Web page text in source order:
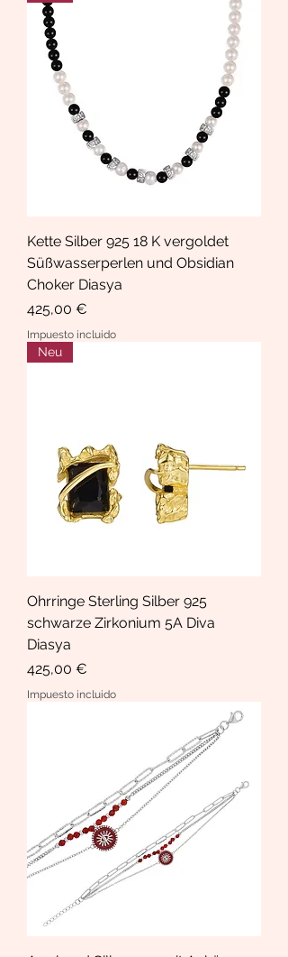
Kette Silber 925 18 K vergoldet
Süßwasserperlen und Obsidian
Choker Diasya
Precio
425,00 €
Impuesto incluido
Neu
Ohrringe Sterling Silber 925
schwarze Zirkonium 5A Diva
Diasya
Precio
425,00 €
Impuesto incluido